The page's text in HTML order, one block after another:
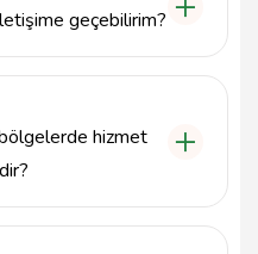
geçebilirim?
hizmet